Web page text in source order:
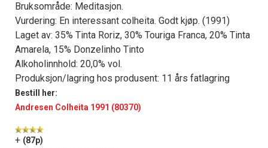
Bruksområde: Meditasjon.
Vurdering: En interessant colheita. Godt kjøp. (1991)
Laget av: 35% Tinta Roriz, 30% Touriga Franca, 20% Tinta
Amarela, 15% Donzelinho Tinto
Alkoholinnhold: 20,0% vol.
Produksjon/lagring hos produsent: 11 års fatlagring
Bestill her:
Andresen Colheita 1991 (80370)
+ (87p)